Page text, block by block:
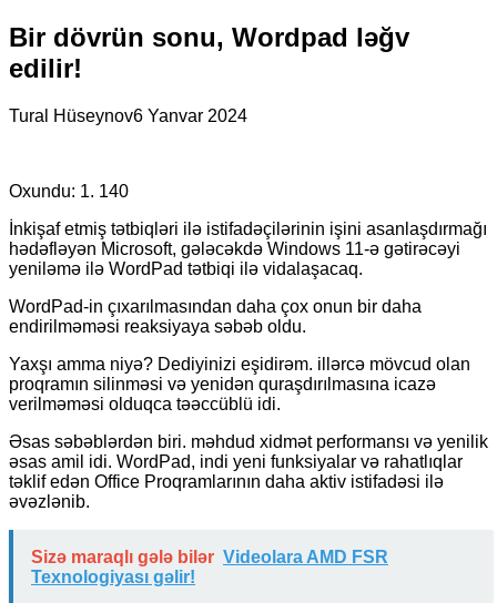
Bir dövrün sonu, Wordpad ləğv
edilir!
Tural Hüseynov6 Yanvar 2024
Oxundu: 1. 140
İnkişaf etmiş tətbiqləri ilə istifadəçilərinin işini asanlaşdırmağı
hədəfləyən Microsoft, gələcəkdə Windows 11-ə gətirəcəyi
yeniləmə ilə WordPad tətbiqi ilə vidalaşacaq.
WordPad-in çıxarılmasından daha çox onun bir daha
endirilməməsi reaksiyaya səbəb oldu.
Yaxşı amma niyə? Dediyinizi eşidirəm. illərcə mövcud olan
proqramın silinməsi və yenidən quraşdırılmasına icazə
verilməməsi olduqca təəccüblü idi.
Əsas səbəblərdən biri. məhdud xidmət performansı və yenilik
əsas amil idi. WordPad, indi yeni funksiyalar və rahatlıqlar
təklif edən Office Proqramlarının daha aktiv istifadəsi ilə
əvəzlənib.
Sizə maraqlı gələ bilər Videolara AMD FSR
Texnologiyası gəlir!